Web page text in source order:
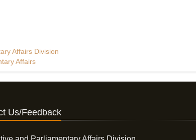
Affairs Division
Affairs
Us/Feedback